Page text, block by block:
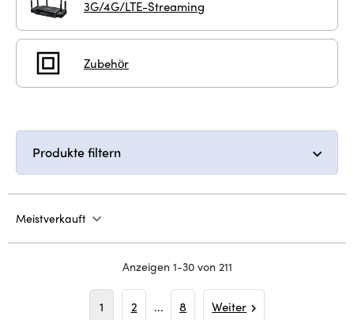
3G/4G/LTE-Streaming
Zubehör
Produkte filtern
Meistverkauft
Anzeigen 1-30 von 211
1 2 ... 8 Weiter